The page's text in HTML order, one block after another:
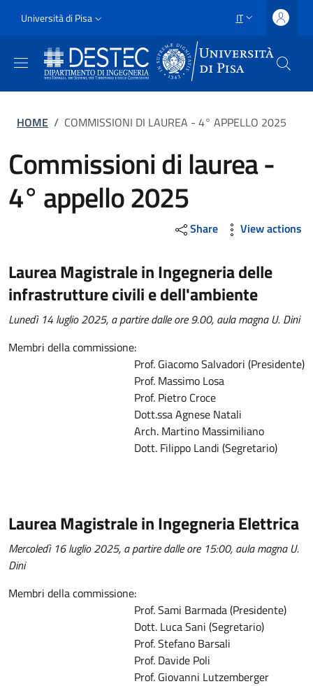
Slim
Università di Pisa SELETTORE
IT
Briciole di pane
HOME / COMMISSIONI DI LAUREA - 4° APPELLO 2025
Commissioni di laurea -
4° appello 2025
Share View actions
Laurea Magistrale in Ingegneria delle
infrastrutture civili e dell'ambiente
Lunedì 14 luglio 2025, a partire dalle ore 9.00, aula magna U. Dini
Membri della commissione:
Prof. Giacomo Salvadori (Presidente)
Prof. Massimo Losa
Prof. Pietro Croce
Dott.ssa Agnese Natali
Arch. Martino Massimiliano
Dott. Filippo Landi (Segretario)
Laurea Magistrale in Ingegneria Elettrica
Mercoledì 16 luglio 2025, a partire dalle ore 15:00, aula magna U.
Dini
Membri della commissione:
Prof. Sami Barmada (Presidente)
Dott. Luca Sani (Segretario)
Prof. Stefano Barsali
Prof. Davide Poli
Prof. Giovanni Lutzemberger